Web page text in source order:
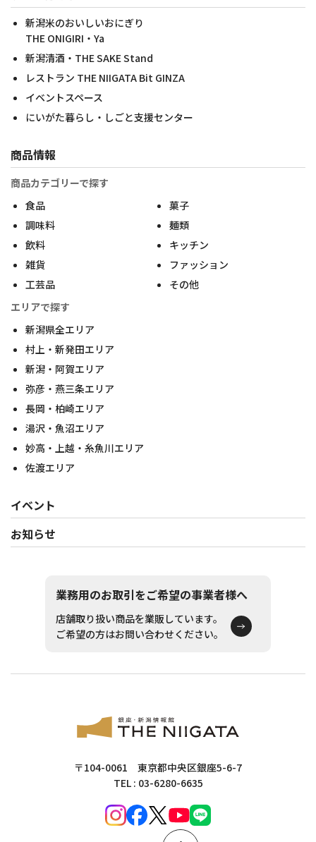
新潟米のおいしいおにぎり
THE ONIGIRI・Ya
新潟清酒・THE SAKE Stand
レストラン THE NIIGATA Bit GINZA
イベントスペース
にいがた暮らし・しごと支援センター
商品情報
商品カテゴリーで探す
食品
菓子
調味料
麺類
飲料
キッチン
雑貨
ファッション
工芸品
その他
エリアで探す
新潟県全エリア
村上・新発田エリア
新潟・阿賀エリア
弥彦・燕三条エリア
長岡・柏崎エリア
湯沢・魚沼エリア
妙高・上越・糸魚川エリア
佐渡エリア
イベント
お知らせ
業務用のお取引をご希望の事業者様へ
店舗取り扱い商品を業販しています。
ご希望の方はお問い合わせください。
〒104-0061 東京都中央区銀座5-6-7
TEL : 03-6280-6635